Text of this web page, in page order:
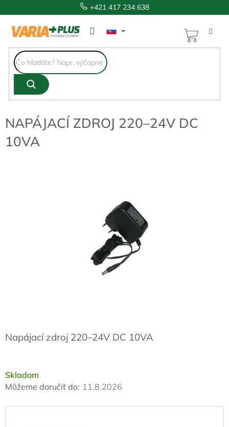
na
obsah
+421 417 234 638
KOŠÍK
NAPÁJACÍ ZDROJ 220–24V DC
10VA
Skladom
Môžeme doručiť do: 11.8.2026
Napájací zdroj 220–24V DC 10VA